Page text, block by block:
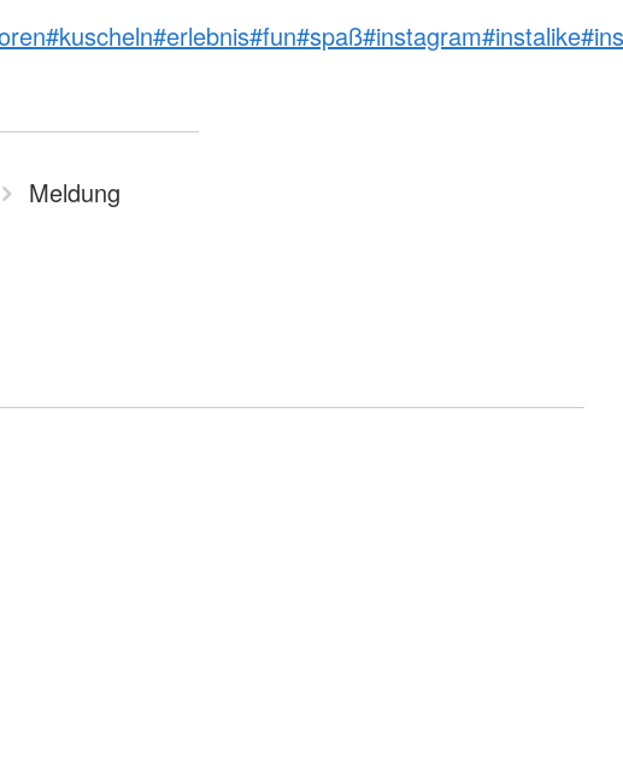
#kuscheln#erlebnis#fun#spaß#instagram#instalike
Meldung